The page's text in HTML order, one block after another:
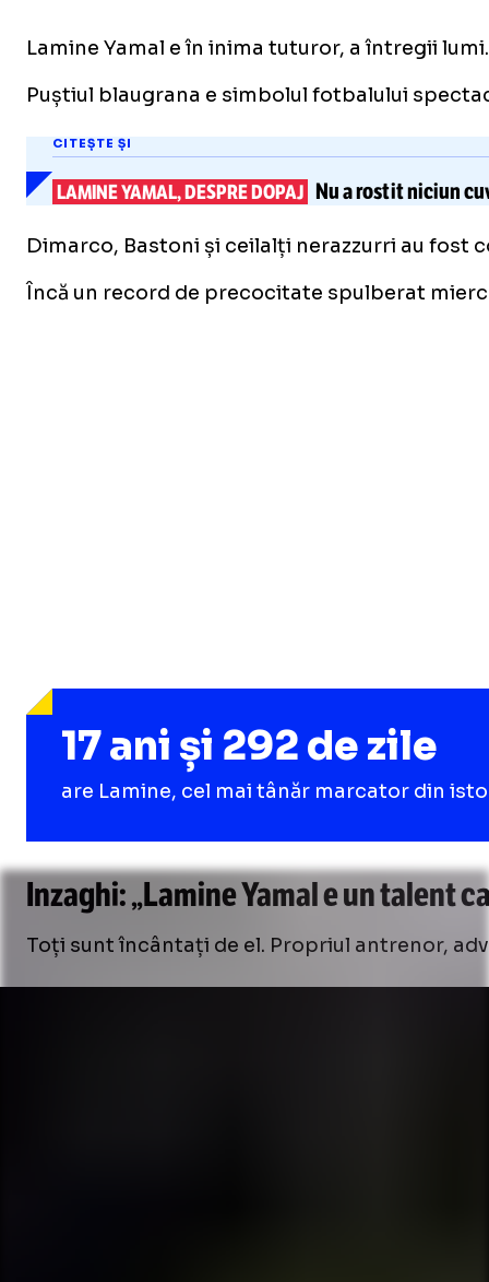
Lamine Yamal e în inima tuturor, a întregii
Puștiul blaugrana e simbolul fotbalului
CITEȘTE ȘI
LAMINE YAMAL, DESPRE DOPAJ Nu a rostit niciun
Dimarco, Bastoni și ceilalți nerazzurri au fost
Încă un record de precocitate spulberat
17 ani și 292 de zile
are Lamine, cel mai tânăr marcator din
Inzaghi: „Lamine Yamal e un talent
Toți sunt încântați de el. Propriul antrenor,